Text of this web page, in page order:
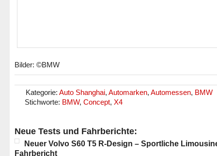
Bilder: ©BMW
Kategorie: Auto Shanghai, Automarken, Automessen, BMW
Stichworte: BMW, Concept, X4
Neue Tests und Fahrberichte:
Neuer Volvo S60 T5 R-Design – Sportliche
Fahrbericht